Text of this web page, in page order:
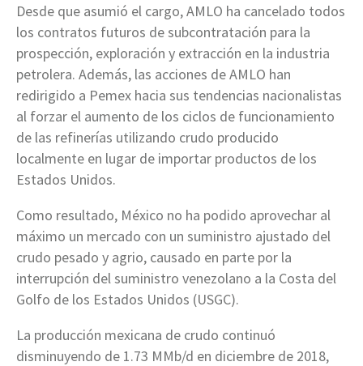
Desde que asumió el cargo, AMLO ha cancelado todos
los contratos futuros de subcontratación para la
prospección, exploración y extracción en la industria
petrolera. Además, las acciones de AMLO han
redirigido a Pemex hacia sus tendencias nacionalistas
al forzar el aumento de los ciclos de funcionamiento
de las refinerías utilizando crudo producido
localmente en lugar de importar productos de los
Estados Unidos.
Como resultado, México no ha podido aprovechar al
máximo un mercado con un suministro ajustado del
crudo pesado y agrio, causado en parte por la
interrupción del suministro venezolano a la Costa del
Golfo de los Estados Unidos (USGC).
La producción mexicana de crudo continuó
disminuyendo de 1.73 MMb/d en diciembre de 2018,